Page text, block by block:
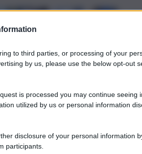
to third parties, or processing of your
by us, please use the below opt-out
is processed you may continue seeing
utilized by us or personal information
disclosure of your personal information
participants.